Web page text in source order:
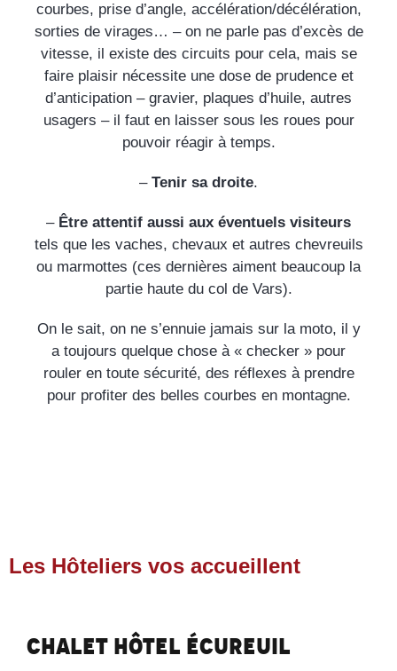
courbes, prise d’angle, accélération/décélération,
sorties de virages… – on ne parle pas d’excès de
vitesse, il existe des circuits pour cela, mais se
faire plaisir nécessite une dose de prudence et
d’anticipation – gravier, plaques d’huile, autres
usagers – il faut en laisser sous les roues pour
pouvoir réagir à temps.
– Tenir sa droite.
– Être attentif aussi aux éventuels visiteurs
tels que les vaches, chevaux et autres chevreuils
ou marmottes (ces dernières aiment beaucoup la
partie haute du col de Vars).
On le sait, on ne s’ennuie jamais sur la moto, il y
a toujours quelque chose à « checker » pour
rouler en toute sécurité, des réflexes à prendre
pour profiter des belles courbes en montagne.
Les Hôteliers vos accueillent
Chalet Hôtel Écureuil